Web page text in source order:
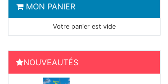
MON PANIER
Votre panier est vide
NOUVEAUTÉS